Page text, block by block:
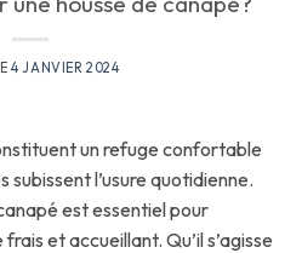
4 JANVIER 2024
un refuge confortable
subissent l’usure quotidienne.
est essentiel pour
et accueillant. Qu’il s’agisse